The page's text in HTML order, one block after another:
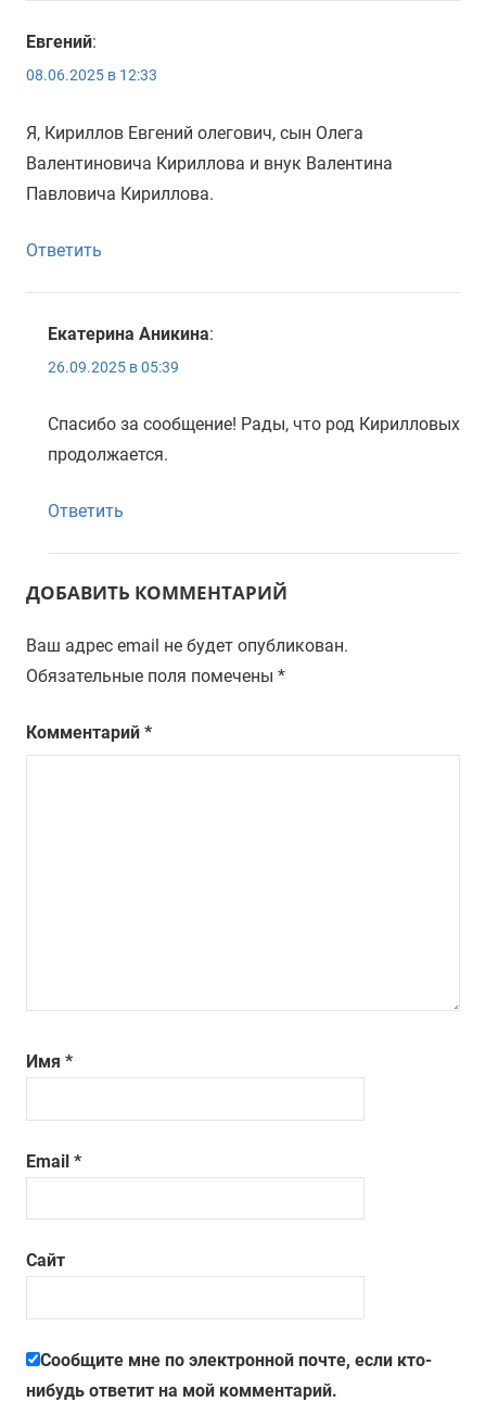
Евгений:
08.06.2025 в 12:33
Я, Кириллов Евгений олегович, сын Олега
Валентиновича Кириллова и внук Валентина
Павловича Кириллова.
Ответить
Екатерина Аникина:
26.09.2025 в 05:39
Спасибо за сообщение! Рады, что род Кирилловых
продолжается.
Ответить
ДОБАВИТЬ КОММЕНТАРИЙ
Ваш адрес email не будет опубликован.
Обязательные поля помечены *
Комментарий *
Имя *
Email *
Сайт
Сообщите мне по электронной почте, если кто-
нибудь ответит на мой комментарий.